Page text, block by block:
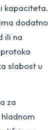
kapaciteta.
dodatno
ili na
slabost u
za